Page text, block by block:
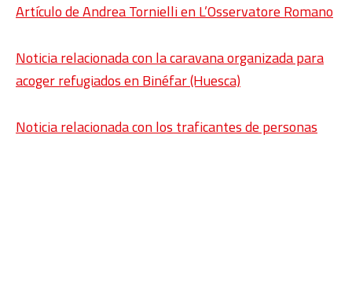
Artículo de Andrea Tornielli en L’Osservatore Romano
Noticia relacionada con la caravana organizada para
acoger refugiados en Binéfar (Huesca)
Noticia relacionada con los traficantes de personas